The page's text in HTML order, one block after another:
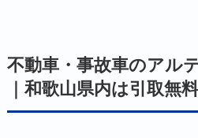
不動車・事故車のアル
｜和歌山県内は引取無料